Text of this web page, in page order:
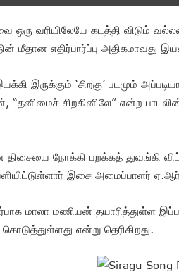
ஒரு வரியிலேயே கடத்தி
மீதான எதிர்பார்ப்பு அதிகமாவது
இருக்கும் ‘சிறகு’ படமும்
“தனிமைச் சிறகினிலே” என்ற
திசையை நோக்கி பறக்கத்
இசை அமைப்பாளர்
மாலா மணியன் தயாரித்துள்ள
என்று தெரிகிறது.